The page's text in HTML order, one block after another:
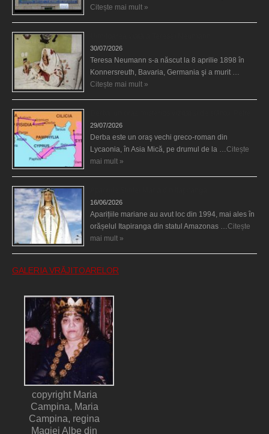
Citește mai mult »
30/07/2026
Teresa Neumann s-a născut la 8 aprilie 1898 în
Konnersreuth, Bavaria, Germania şi a murit …
Citește mai mult »
29/07/2026
Derba este un oraş vechi greco-roman din
Lycaonia, în Asia Mică, pe drumul de la …Citește
mai mult »
16/06/2026
Aparițiile mariane au avut loc din 1994, mai ales în
orășelul Itapiranga din statul Amazonas …Citește
mai mult »
GALERIA VRĂJITOARELOR
copyright Maria
Campina, Maria
Campina, regina
Magiei Albe din